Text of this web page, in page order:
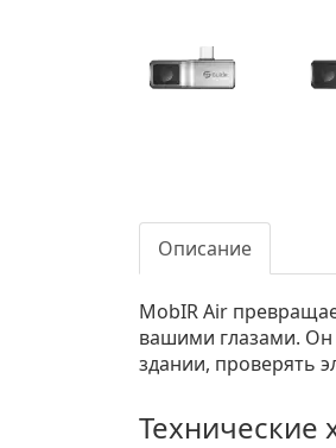
Описание
MobIR Air
вашими глазами. Он
здании, проверять
Технические